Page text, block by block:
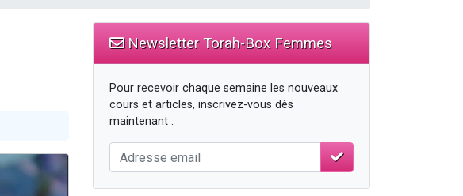
Newsletter Torah-Box Femmes
Pour recevoir chaque semaine les nouveaux
cours et articles, inscrivez-vous dès
maintenant :